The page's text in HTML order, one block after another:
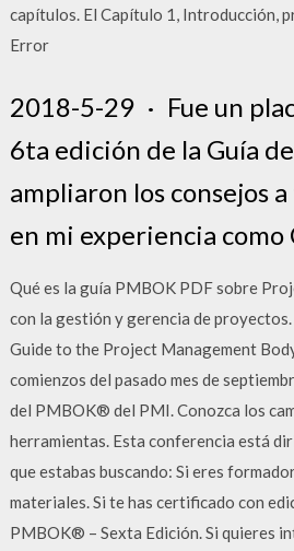
capítulos. El Capítulo 1, Introducción,
Error
2018-5-29 · Fue un
6ta edición de la Guía
ampliaron los consejos
en mi experiencia
Qué es la guía PMBOK PDF sobre
con la gestión y gerencia de
Guide to the Project Management
comienzos del pasado mes de
del PMBOK® del PMI. Conozca los
herramientas. Esta conferencia está
que estabas buscando: Si eres
materiales. Si te has certificado con
PMBOK® – Sexta Edición. Si quieres